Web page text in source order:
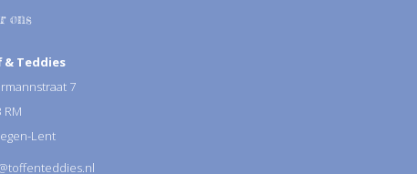
ons
& Teddies
7
RM
Lent